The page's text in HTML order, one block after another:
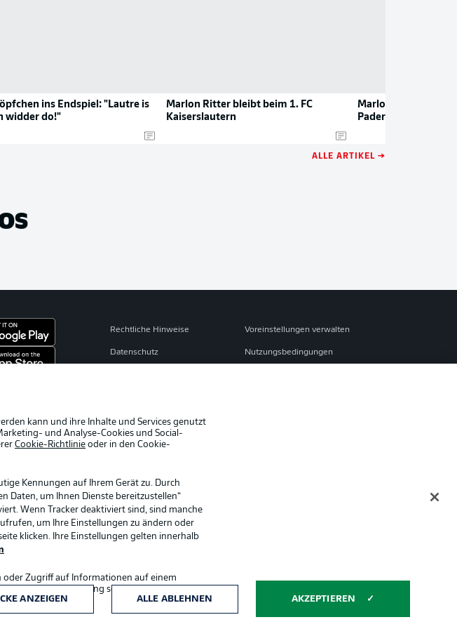
ins Endspiel: "Lautre is
widder do!"
Marlon Ritter bleibt beim 1. FC
Kaiserslautern
Marlon Ritter
Paderborn
ALLE ARTIKEL →
Rechtliche Hinweise Voreinstellungen verwalten
Datenschutz Nutzungsbedingungen
Spieler
AGB
Sprachauswahl
Deutsch
kann und ihre Inhalte und Services genutzt
und Analyse-Cookies und Social-
Cookie-Richtlinie oder in den Cookie-
Kennungen auf Ihrem Gerät zu. Durch
Daten, um Ihnen Dienste bereitzustellen“
Wenn Tracker deaktiviert sind, sind manche
um Ihre Einstellungen zu ändern oder
klicken. Ihre Einstellungen gelten innerhalb
Zugriff auf Informationen auf einem
Zielgruppenforschung sowie Entwicklung und
AKZEPTIEREN
ALLE ABLEHNEN
ANZEIGEN